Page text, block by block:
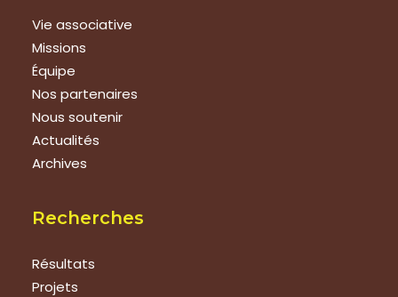
Vie associative
Missions
Équipe
Nos partenaires
Nous soutenir
Actualités
Archives
Recherches
Résultats
Projets